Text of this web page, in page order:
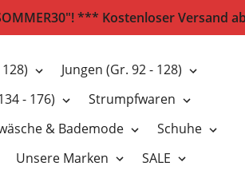
*** Kostenloser Versand
Jungen (Gr. 92 - 128)
- 176)
Strumpfwaren
& Bademode
Schuhe
Unsere Marken SALE